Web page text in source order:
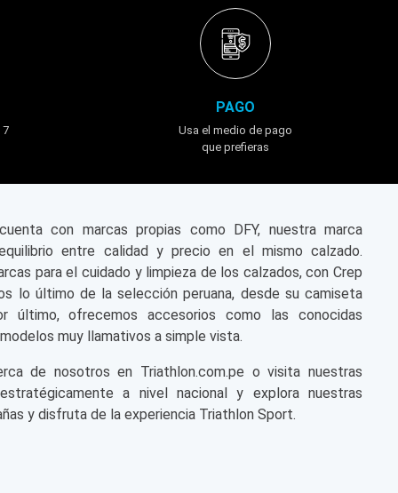
7
PAGO
Usa el medio de pago
que prefieras
con marcas propias como DFY, nuestra marca
entre calidad y precio en el mismo calzado.
para el cuidado y limpieza de los calzados, con Crep
lo último de la selección peruana, desde su camiseta
último, ofrecemos accesorios como las conocidas
muy llamativos a simple vista.
de nosotros en Triathlon.com.pe o visita nuestras
a nivel nacional y explora nuestras
y disfruta de la experiencia Triathlon Sport.